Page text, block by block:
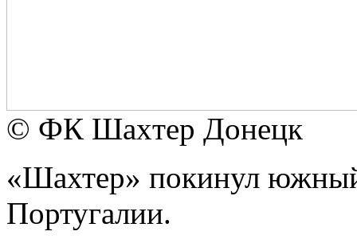
© ФК Шaxтeр Донецк
«Шахтер» покинул
Португалии.